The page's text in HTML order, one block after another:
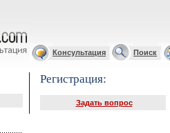
Консультация Поиск
Регистрация:
Задать вопрос